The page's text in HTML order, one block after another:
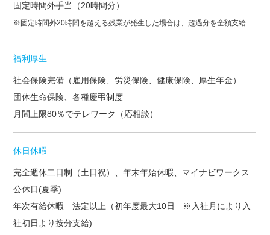
固定時間外手当（20時間分）
※固定時間外20時間を超える残業が発生した場合は、超過分を全額支給
福利厚生
社会保険完備（雇用保険、労災保険、健康保険、厚生年金）
団体生命保険、各種慶弔制度
月間上限80％でテレワーク（応相談）
休日休暇
完全週休二日制（土日祝）、年末年始休暇、マイナビワークス
公休日(夏季)
年次有給休暇 法定以上（初年度最大10日 ※入社月により入
社初日より按分支給)